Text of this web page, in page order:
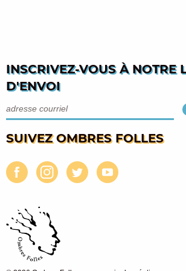
INSCRIVEZ-VOUS À NOTRE
D'ENVOI
SUIVEZ OMBRES FOLLES